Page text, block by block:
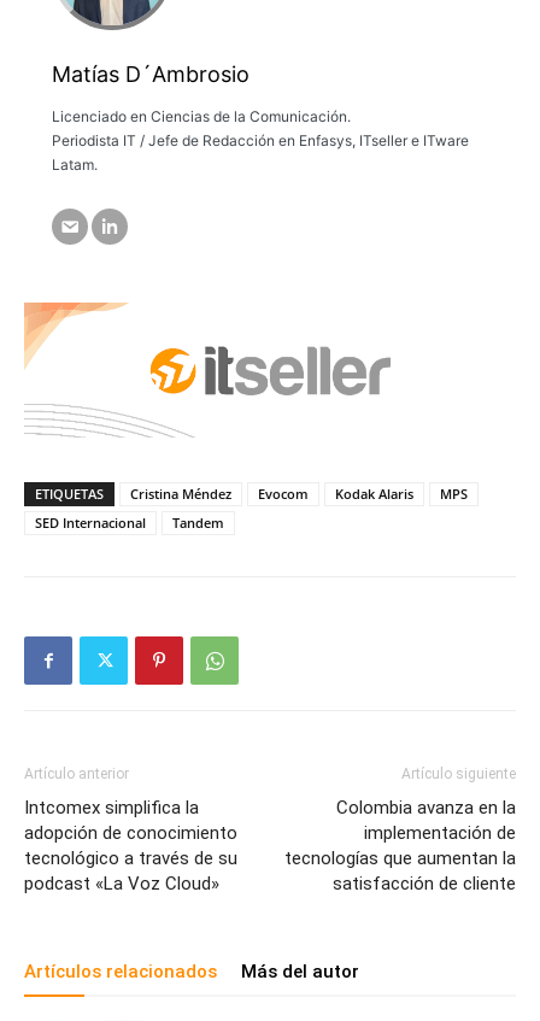
Matías D´Ambrosio
Licenciado en Ciencias de la Comunicación.
Periodista IT / Jefe de Redacción en Enfasys, ITseller e ITware
Latam.
ETIQUETAS Cristina Méndez Evocom Kodak Alaris
MPS
SED Internacional
Tandem
Artículo anterior
Intcomex simplifica la
adopción de conocimiento
tecnológico a través de su
podcast «La Voz Cloud»
Artículo siguiente
Colombia avanza en la
implementación de
tecnologías que aumentan la
satisfacción de cliente
Artículos relacionados Más del autor